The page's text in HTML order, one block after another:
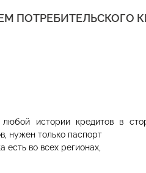
ПОТРЕБИТЕЛЬСКОГО
истории кредитов в
нужен только паспорт
есть во всех регионах,